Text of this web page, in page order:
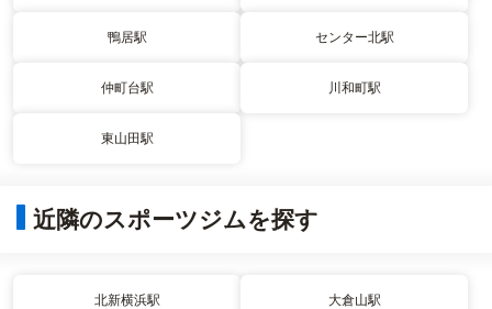
鴨居駅 センター北駅
仲町台駅 川和町駅
東山田駅
近隣のスポーツジムを探す
北新横浜駅 大倉山駅